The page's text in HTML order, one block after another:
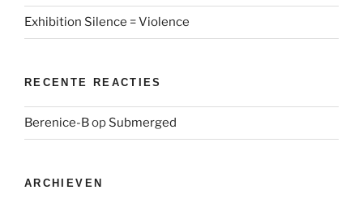
Exhibition Silence = Violence
RECENTE REACTIES
Berenice-Bop Submerged
ARCHIEVEN